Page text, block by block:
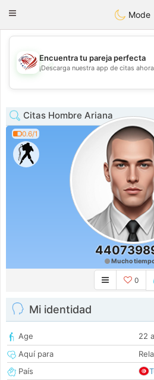
States
Toggle
Mode
💖
💕
Encuentra tu pareja perfecta
¡Descarga nuestra app de citas
Citas Hombre Ariana
0.6/1
Mucho
0
Mi identidad
Age
22
Aquí para
País